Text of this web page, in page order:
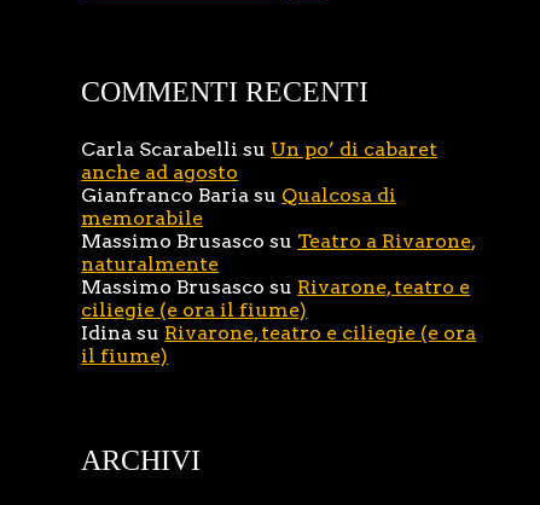
COMMENTI RECENTI
Carla Scarabelli su Un po’ di cabaret
anche ad agosto
Gianfranco Baria su Qualcosa di
memorabile
Massimo Brusasco su Teatro a Rivarone,
naturalmente
Massimo Brusasco su Rivarone, teatro e
ciliegie (e ora il fiume)
Idina su Rivarone, teatro e ciliegie (e ora
il fiume)
ARCHIVI